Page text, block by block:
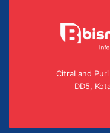
CitraLand
DD5,